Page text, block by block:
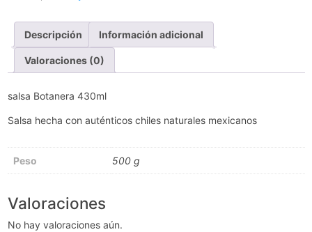
Descripción Información adicional
Valoraciones (0)
salsa Botanera 430ml
Salsa hecha con auténticos chiles naturales mexicanos
Peso 500 g
Valoraciones
No hay valoraciones aún.